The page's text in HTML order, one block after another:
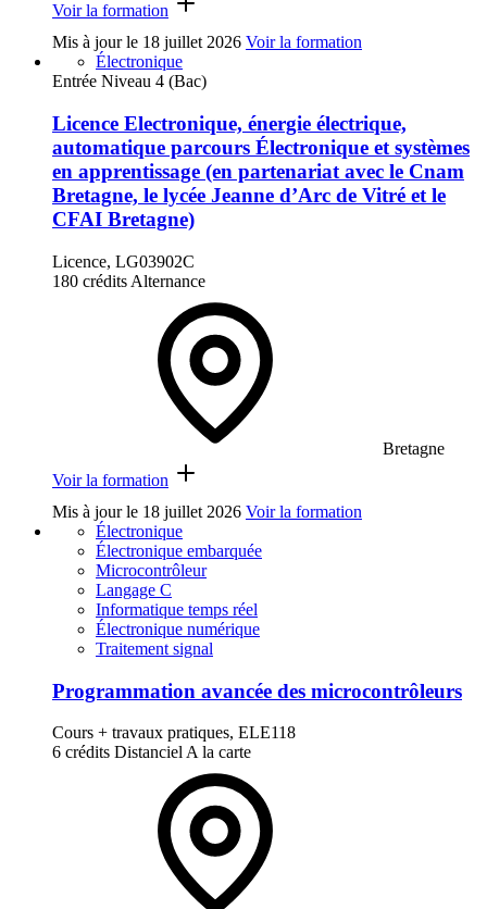
Voir la formation
Mis à jour le 18 juillet 2026 Voir la formation
Électronique
Entrée Niveau 4 (Bac)
Licence Electronique, énergie électrique,
automatique parcours Électronique et systèmes
en apprentissage (en partenariat avec le Cnam
Bretagne, le lycée Jeanne d’Arc de Vitré et le
CFAI Bretagne)
Licence, LG03902C
180 crédits Alternance
Bretagne
Voir la formation
Mis à jour le 18 juillet 2026 Voir la formation
Électronique
Électronique embarquée
Microcontrôleur
Langage C
Informatique temps réel
Électronique numérique
Traitement signal
Programmation avancée des microcontrôleurs
Cours + travaux pratiques, ELE118
6 crédits Distanciel A la carte